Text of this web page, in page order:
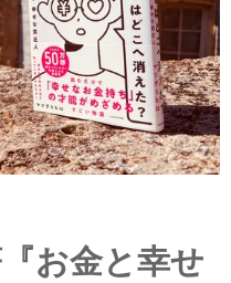
お金と幸せ